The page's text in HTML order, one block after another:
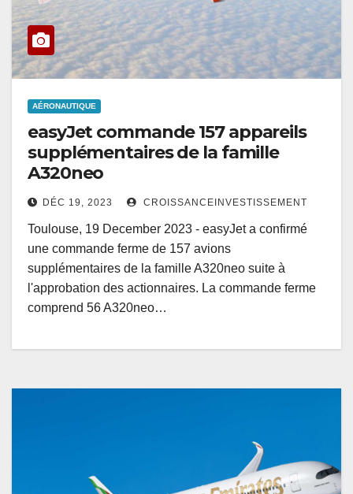
AÉRONAUTIQUE
easyJet commande 157 appareils
supplémentaires de la famille
A320neo
DÉC 19, 2023 CROISSANCEINVESTISSEMENT
Toulouse, 19 December 2023 - easyJet a confirmé
une commande ferme de 157 avions
supplémentaires de la famille A320neo suite à
l'approbation des actionnaires. La commande ferme
comprend 56 A320neo…